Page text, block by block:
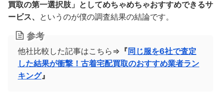
買取の第一選択肢」としてめちゃめちゃおすすめできるサ
ービス、 というのが僕の調査結果の結論です。
参考
他社比較した記事はこちら⇒ 『 同じ服を6社で査定
した結果が衝撃！古着宅配買取のおすすめ業者ラン
キング』